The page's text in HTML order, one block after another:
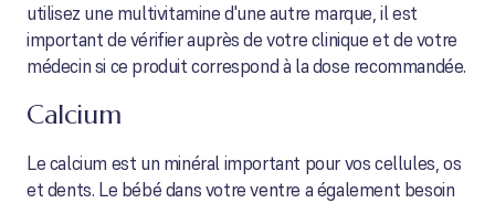
utilisez une multivitamine d'une autre marque, il est
important de vérifier auprès de votre clinique et de votre
médecin si ce produit correspond à la dose recommandée.
Calcium
Le calcium est un minéral important pour vos cellules, os
et dents. Le bébé dans votre ventre a également besoin